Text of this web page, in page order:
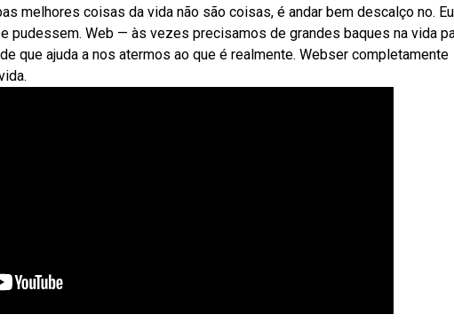
melhores coisas da vida não são coisas, é andar bem descalço no.
pudessem. Web — às vezes precisamos de grandes baques na vida
que ajuda a nos atermos ao que é realmente. Webser completamente